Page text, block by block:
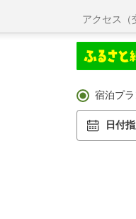
アクセス（
宿泊プラ
日付